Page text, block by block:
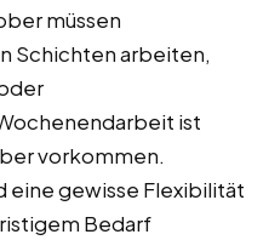
müssen
Schichten arbeiten,
ist
vorkommen.
eine gewisse Flexibilität
Bedarf